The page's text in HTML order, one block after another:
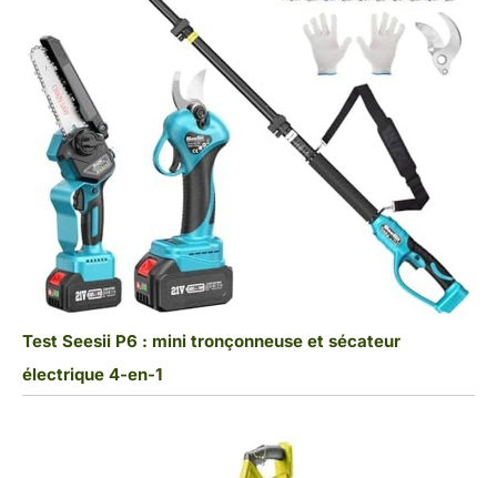
Test Seesii P6 : mini tronçonneuse et sécateur
électrique 4-en-1